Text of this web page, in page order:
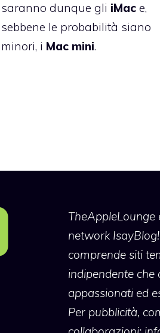
saranno dunque gli iMace,
sebbene le probabilità siano
minori, i Mac mini.
TheAppleLounge
network
comprende siti
indipendente
appassionati ed
Per pubblicità,